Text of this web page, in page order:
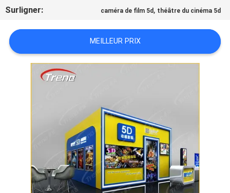
CONTACTER
NOUVELLES
Surligner: caméra de film 5d , théâtre du cinéma 5d
MEILLEUR PRIX